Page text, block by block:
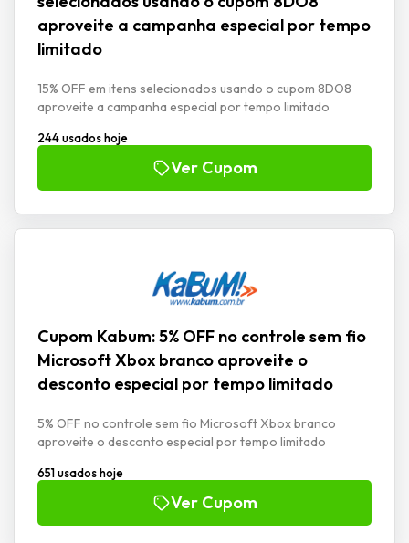
aproveite a campanha especial por tempo
limitado
15% OFF em itens selecionados usando o cupom 8DO8
aproveite a campanha especial por tempo limitado
244 usados hoje
Ver Cupom
Cupom Kabum: 5% OFF no controle sem fio
Microsoft Xbox branco aproveite o
desconto especial por tempo limitado
5% OFF no controle sem fio Microsoft Xbox branco
aproveite o desconto especial por tempo limitado
651 usados hoje
Ver Cupom